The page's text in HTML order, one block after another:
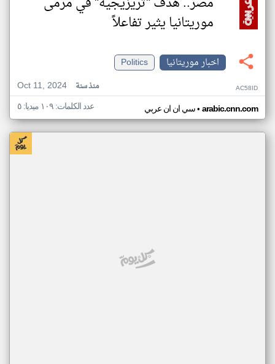
موريتانيا يثير تفاعلاً
اخبار موريتانيا
Politics
Oct 11, 2024
منذ سنة AC58ID
سي ان ان عربي• arabic.cnn.com عدد الكلمات: ١٠٩ ميديا: ٥